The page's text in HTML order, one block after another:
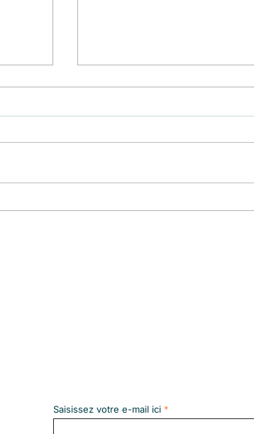
Saisissez votre e-mail ici